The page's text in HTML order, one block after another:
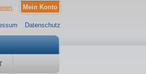
Datenschutz